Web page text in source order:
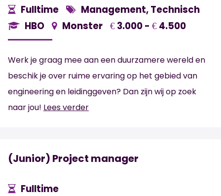
Fulltime
Management, Technisch
HBO
Monster € 3.000 - € 4.500
Werk je graag mee aan een duurzamere wereld en
beschik je over ruime ervaring op het gebied van
engineering en leidinggeven? Dan zijn wij op zoek
naar jou! Lees verder
(Junior) Project manager
Fulltime